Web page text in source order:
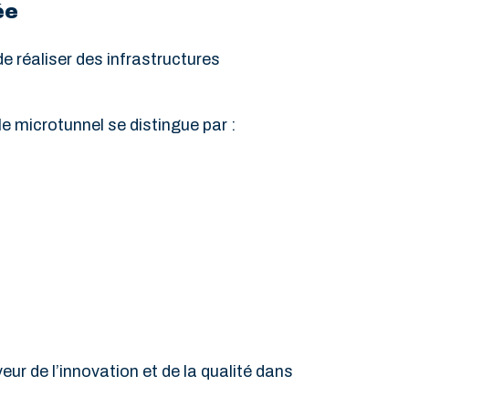
réaliser des infrastructures
microtunnel se distingue par :
de l’innovation et de la qualité dans